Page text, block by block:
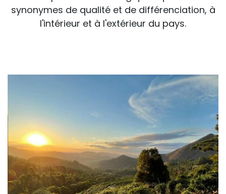
synonymes de qualité et de différenciation, à
l'intérieur et à l'extérieur du pays.